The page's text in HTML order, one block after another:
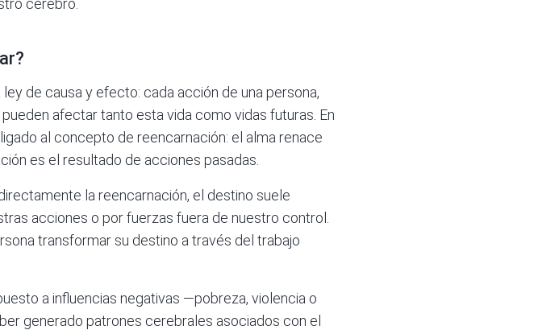
de causa y efecto: cada acción de una persona,
afectar tanto esta vida como vidas futuras. En
al concepto de reencarnación: el alma renace
es el resultado de acciones pasadas.
la reencarnación, el destino suele
acciones o por fuerzas fuera de nuestro control.
transformar su destino a través del trabajo
a influencias negativas —pobreza, violencia o
generado patrones cerebrales asociados con el